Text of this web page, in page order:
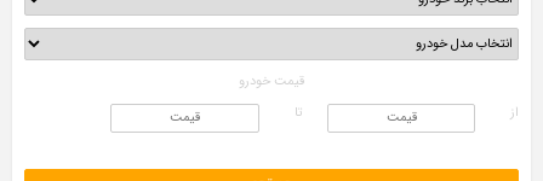
قیمت خودرو
از
تا